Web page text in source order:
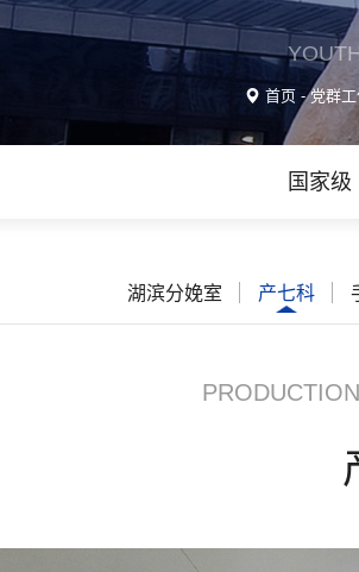
首页-党群工
国家级
湖滨分娩室 产七科